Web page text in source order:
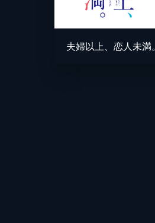
夫婦以上、恋人未満。